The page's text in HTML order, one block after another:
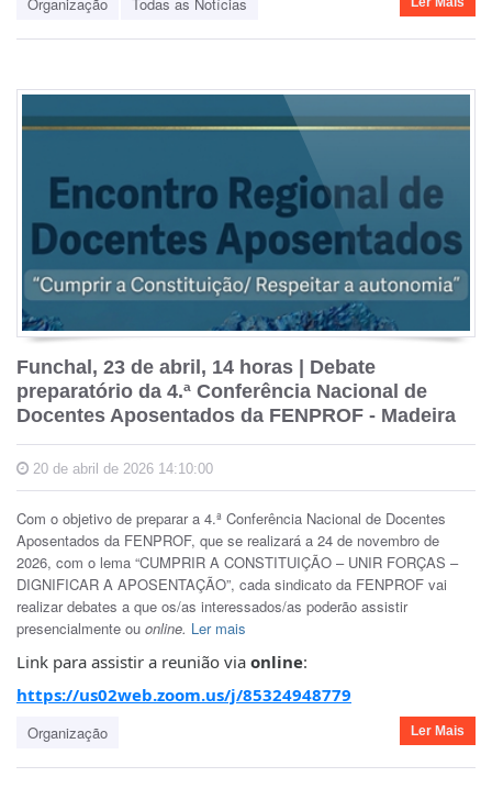
Funchal, 23 de abril, 14 horas | Debate
preparatório da 4.ª Conferência Nacional de
Docentes Aposentados da FENPROF - Madeira
20 de abril de 2026 14:10:00
Com o objetivo de preparar a 4.ª Conferência Nacional de Docentes
Aposentados da FENPROF, que se realizará a 24 de novembro de
2026, com o lema “CUMPRIR A CONSTITUIÇÃO – UNIR FORÇAS –
DIGNIFICAR A APOSENTAÇÃO”, cada sindicato da FENPROF vai
realizar debates a que os/as interessados/as poderão assistir
presencialmente ou online. Ler mais
Link para assistir a reunião via online:
https://us02web.zoom.us/j/85324948779
Organização Ler Mais